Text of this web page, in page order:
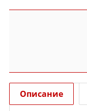
Описание